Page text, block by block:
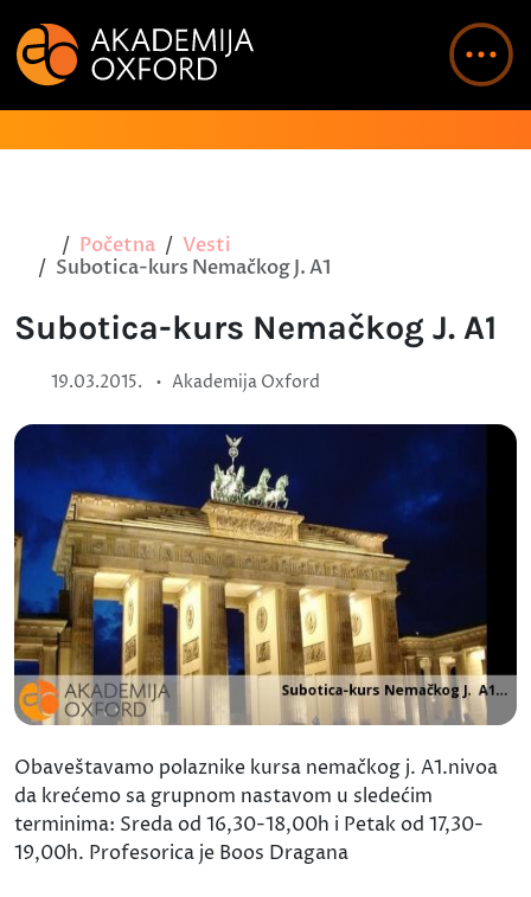
Početna
Vesti
Subotica-kurs Nemačkog J. A1
Subotica-kurs Nemačkog J. A1
19.03.2015. • Akademija Oxford
Obaveštavamo polaznike kursa nemačkog j. A1.nivoa
da krećemo sa grupnom nastavom u sledećim
terminima: Sreda od 16,30-18,00h i Petak od 17,30-
19,00h. Profesorica je Boos Dragana